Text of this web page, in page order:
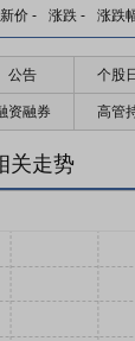
价 - 涨跌 - 涨跌
公告 个股
资融券 高管
关走势